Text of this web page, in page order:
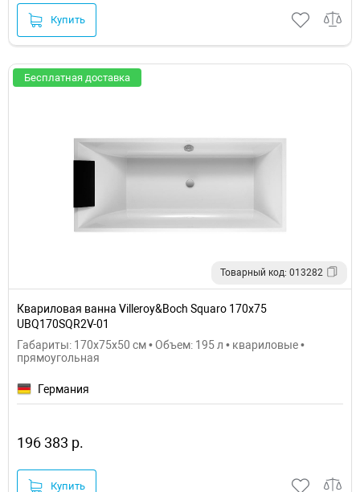
Купить
Бесплатная доставка
Товарный код: 013282
Квариловая ванна Villeroy&Boch Squaro 170x75
UBQ170SQR2V-01
Габариты: 170x75x50 см • Объем: 195 л • квариловые •
прямоугольная
Германия
196 383 р.
Купить